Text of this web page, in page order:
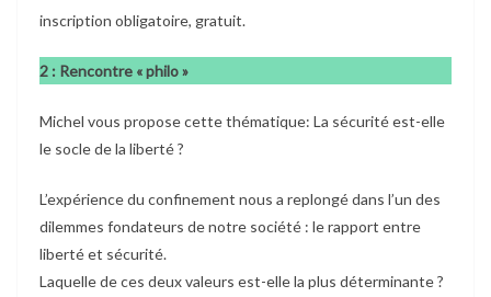
inscription obligatoire, gratuit.
2 : Rencontre « philo »
Michel vous propose cette thématique: La sécurité est-elle
le socle de la liberté ?
L’expérience du confinement nous a replongé dans l’un des
dilemmes fondateurs de notre société : le rapport entre
liberté et sécurité.
Laquelle de ces deux valeurs est-elle la plus déterminante ?